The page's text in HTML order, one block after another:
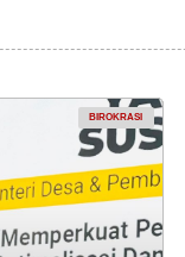
BIROKRASI